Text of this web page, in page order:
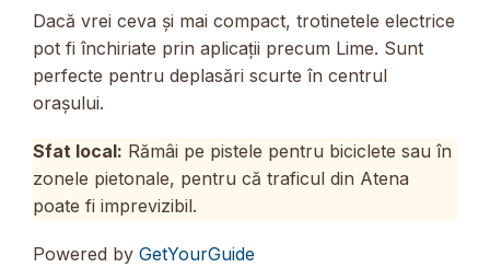
Dacă vrei ceva și mai compact, trotinetele electrice
pot fi închiriate prin aplicații precum Lime. Sunt
perfecte pentru deplasări scurte în centrul
orașului.
Sfat local: Rămâi pe pistele pentru biciclete sau în
zonele pietonale, pentru că traficul din Atena
poate fi imprevizibil.
Powered by GetYourGuide